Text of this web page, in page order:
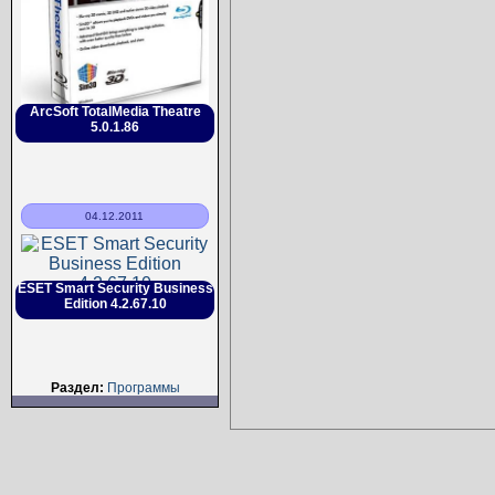
ArcSoft TotalMedia Theatre
5.0.1.86
04.12.2011
ESET Smart Security Business
Edition 4.2.67.10
Раздел: Программы